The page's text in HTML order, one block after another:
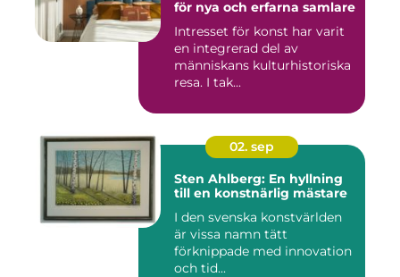
för nya och erfarna samlare
Intresset för konst har varit
en integrerad del av
människans kulturhistoriska
resa. I tak...
02. sep
Sten Ahlberg: En hyllning
till en konstnärlig mästare
I den svenska konstvärlden
är vissa namn tätt
förknippade med innovation
och tid...